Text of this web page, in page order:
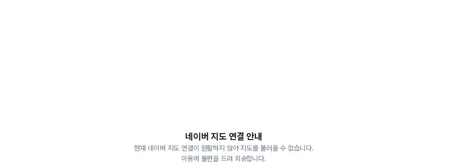
네이버 지도 연결 안내
현재 네이버 지도 연결이 원활하지 않아 지도를 불러올 수 없습니다.
이용에 불편을 드려 죄송합니다.